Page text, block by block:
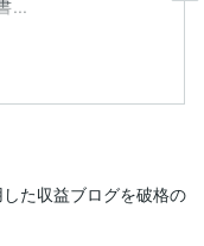
...
た収益ブログを破格の